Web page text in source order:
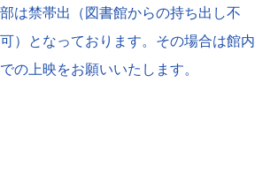
部は禁帯出（図書館からの持ち出し不
可）となっております。その場合は館内
での上映をお願いいたします。